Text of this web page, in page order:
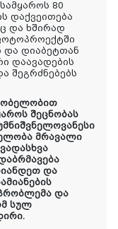
80
დაქვეითება
და ხშირად
და დიაბეტთან
დაავადების
შეგრძნებებს
შეცნობას
მრავალი
და
და
სულ